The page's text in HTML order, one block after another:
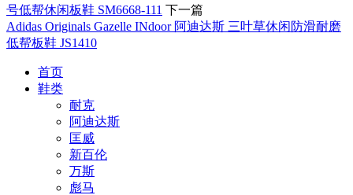
号低帮休闲板鞋 SM6668-111 下一篇
Adidas Originals Gazelle INdoor 阿迪达斯 三叶草休闲防滑耐磨
低帮板鞋 JS1410
首页
鞋类
耐克
阿迪达斯
匡威
新百伦
万斯
彪马